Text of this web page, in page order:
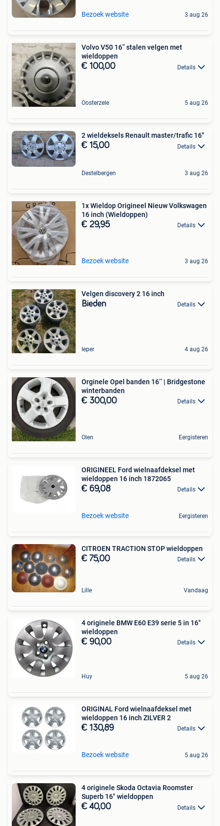
Bezoek website 3 aug 26
Volvo V50 16” stalen velgen met
wieldoppen
€ 100,00 Details
Oosterzele 5 aug 26
2 wieldeksels Renault master/trafic 16''
€ 15,00 Details
Destelbergen 3 aug 26
1x Wieldop Origineel Nieuw Volkswagen
16 inch (Wieldoppen)
€ 29,95 Details
Bezoek website 3 aug 26
Velgen discovery 2 16 inch
Bieden Details
Ieper 4 aug 26
Orginele Opel banden 16’’ | Bridgestone
winterbanden
€ 300,00 Details
Olen Eergisteren
ORIGINEEL Ford wielnaafdeksel met
wieldoppen 16 inch 1872065
€ 69,08 Details
Bezoek website Eergisteren
CITROEN TRACTION STOP wieldoppen
€ 75,00 Details
Lille Vandaag
4 originele BMW E60 E39 serie 5 in 16"
wieldoppen
€ 90,00 Details
Huy 5 aug 26
ORIGINAL Ford wielnaafdeksel met
wieldoppen 16 inch ZILVER 2
€ 130,89 Details
Bezoek website 5 aug 26
4 originele Skoda Octavia Roomster
Superb 16" wieldoppen
€ 40,00 Details